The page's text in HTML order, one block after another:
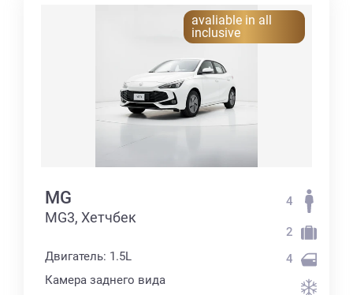
avaliable in all
inclusive
MG
MG3, Хетчбек
Двигатель: 1.5L
Камера заднего вида
4
2
4